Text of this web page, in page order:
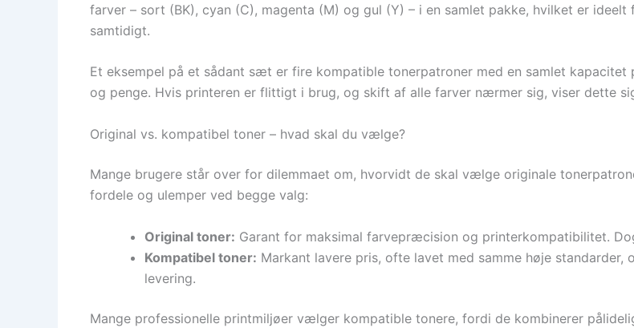
farver – sort (BK), cyan (C), magenta (M) og gul (Y) – i en samlet pakke, hvilket er
samtidigt.
Et eksempel på et sådant sæt er fire kompatible tonerpatroner med en samlet
og penge. Hvis printeren er flittigt i brug, og skift af alle farver nærmer sig, viser dette
Original vs. kompatibel toner – hvad skal du vælge?
Mange brugere står over for dilemmaet om, hvorvidt de skal vælge originale
fordele og ulemper ved begge valg:
Original toner: Garant for maksimal farvepræcision og printerkompatibilitet.
Kompatibel toner: Markant lavere pris, ofte lavet med samme høje
levering.
Mange professionelle printmiljøer vælger kompatible tonere, fordi de kombinerer